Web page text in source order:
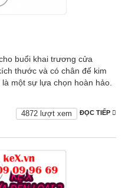
buổi khai trương cửa
thước và có chân đế kim
một sự lựa chọn hoàn hảo.
ĐỌC TIẾP
4872 lượt xem